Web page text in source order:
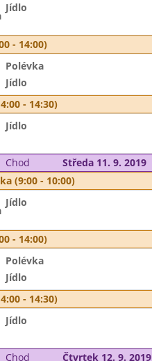
Jídlo
- 14:00)
Polévka
Jídlo
- 14:30)
Jídlo
Chod
Středa 11. 9. 2019
(9:00 - 10:00)
Jídlo
- 14:00)
Polévka
Jídlo
- 14:30)
Jídlo
Chod Čtvrtek 12. 9. 2019